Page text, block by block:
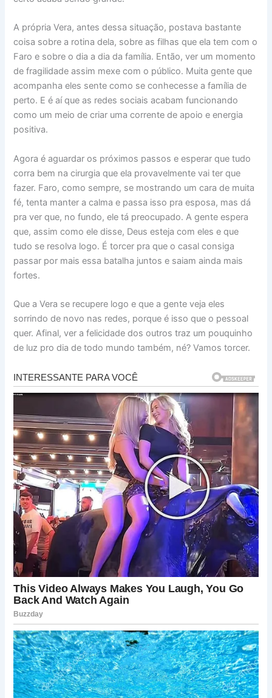
A própria Vera, antes dessa situação, postava bastante
coisa sobre a rotina dela, sobre as filhas que ela tem com o
Faro e sobre o dia a dia da família. Então, ver um momento
de fragilidade assim mexe com o público. Muita gente que
acompanha eles sente como se conhecesse a família de
perto. E é aí que as redes sociais acabam funcionando
como um meio de criar uma corrente de apoio e energia
positiva.
Agora é aguardar os próximos passos e esperar que tudo
corra bem na cirurgia que ela provavelmente vai ter que
fazer. Faro, como sempre, se mostrando um cara de muita
fé, tenta manter a calma e passa isso pra esposa, mas dá
pra ver que, no fundo, ele tá preocupado. A gente espera
que, assim como ele disse, Deus esteja com eles e que
tudo se resolva logo. É torcer pra que o casal consiga
passar por mais essa batalha juntos e saiam ainda mais
fortes.
Que a Vera se recupere logo e que a gente veja eles
sorrindo de novo nas redes, porque é isso que o pessoal
quer. Afinal, ver a felicidade dos outros traz um pouquinho
de luz pro dia de todo mundo também, né? Vamos torcer.